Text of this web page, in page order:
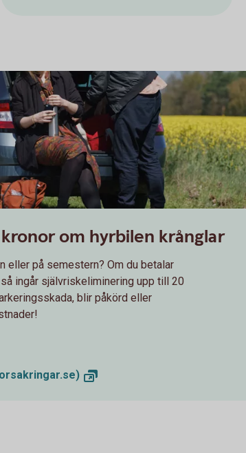
om hyrbilen krånglar
eller på semestern? Om du betalar
ingår självriskeliminering upp till 20
blir påkörd eller